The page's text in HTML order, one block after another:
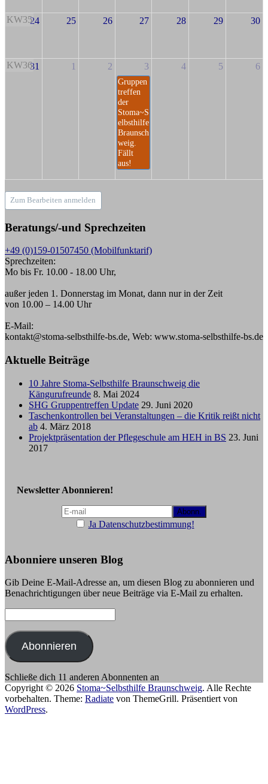
KW3524 25 26 27 28 29 30
KW3631 1 2 3
Gruppen
treffen
der
Stoma~S
elbsthilfe
Braunsch
weig.
Fällt
aus!
4 5 6
Zum Bearbeiten anmelden
Beratungs/-und Sprechzeiten
+49 (0)159-01507450 (Mobilfunktarif)
Sprechzeiten:
Mo bis Fr. 10.00 - 18.00 Uhr,
außer jeden 1. Donnerstag im Monat, dann nur in der Zeit
von 10.00 – 14.00 Uhr
E-Mail:
kontakt@stoma-selbsthilfe-bs.de, Web: www.stoma-selbsthilfe-bs.de
Aktuelle Beiträge
10 Jahre Stoma-Selbsthilfe Braunschweig die
Kängurufreunde 8. Mai 2024
SHG Gruppentreffen Update 29. Juni 2020
Taschenkontrollen bei Veranstaltungen – die Kritik reißt nicht
ab 4. März 2018
Projektpräsentation der Pflegeschule am HEH in BS 23. Juni
2017
Newsletter Abonnieren!
Ja Datenschutzbestimmung!
Abonniere unseren Blog
Gib Deine E-Mail-Adresse an, um diesen Blog zu abonnieren und
Benachrichtigungen über neue Beiträge via E-Mail zu erhalten.
Mail-
Adresse:
Abonnieren
Schließe dich 11 anderen Abonnenten an
Copyright © 2026 Stoma~Selbsthilfe Braunschweig. Alle Rechte
vorbehalten. Theme: Radiate von ThemeGrill. Präsentiert von
WordPress.